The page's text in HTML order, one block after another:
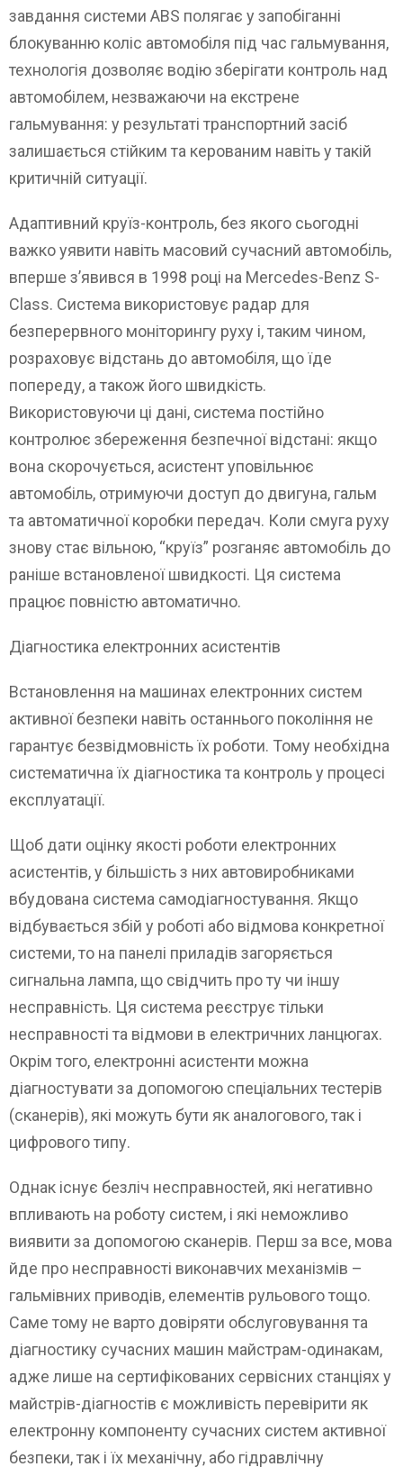
завдання системи ABS полягає у запобіганні
блокуванню коліс автомобіля під час гальмування,
технологія дозволяє водію зберігати контроль над
автомобілем, незважаючи на екстрене
гальмування: у результаті транспортний засіб
залишається стійким та керованим навіть у такій
критичній ситуації.
Адаптивний круїз-контроль, без якого сьогодні
важко уявити навіть масовий сучасний автомобіль,
вперше з’явився в 1998 році на Mercedes-Benz S-
Class. Система використовує радар для
безперервного моніторингу руху і, таким чином,
розраховує відстань до автомобіля, що їде
попереду, а також його швидкість.
Використовуючи ці дані, система постійно
контролює збереження безпечної відстані: якщо
вона скорочується, асистент уповільнює
автомобіль, отримуючи доступ до двигуна, гальм
та автоматичної коробки передач. Коли смуга руху
знову стає вільною, “круїз” розганяє автомобіль до
раніше встановленої швидкості. Ця система
працює повністю автоматично.
Діагностика електронних асистентів
Встановлення на машинах електронних систем
активної безпеки навіть останнього покоління не
гарантує безвідмовність їх роботи. Тому необхідна
систематична їх діагностика та контроль у процесі
експлуатації.
Щоб дати оцінку якості роботи електронних
асистентів, у більшість з них автовиробниками
вбудована система самодіагностування. Якщо
відбувається збій у роботі або відмова конкретної
системи, то на панелі приладів загоряється
сигнальна лампа, що свідчить про ту чи іншу
несправність. Ця система реєструє тільки
несправності та відмови в електричних ланцюгах.
Окрім того, електронні асистенти можна
діагностувати за допомогою спеціальних тестерів
(сканерів), які можуть бути як аналогового, так і
цифрового типу.
Однак існує безліч несправностей, які негативно
впливають на роботу систем, і які неможливо
виявити за допомогою сканерів. Перш за все, мова
йде про несправності виконавчих механізмів –
гальмівних приводів, елементів рульового тощо.
Саме тому не варто довіряти обслуговування та
діагностику сучасних машин майстрам-одинакам,
адже лише на сертифікованих сервісних станціях у
майстрів-діагностів є можливість перевірити як
електронну компоненту сучасних систем активної
безпеки, так і їх механічну, або гідравлічну